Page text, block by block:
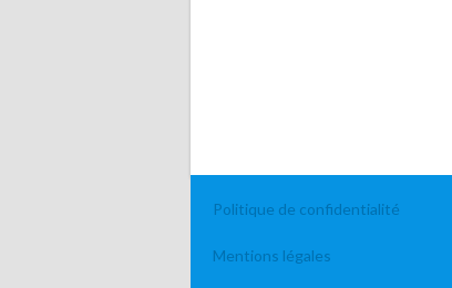
Politique de confidentialité
Mentions légales